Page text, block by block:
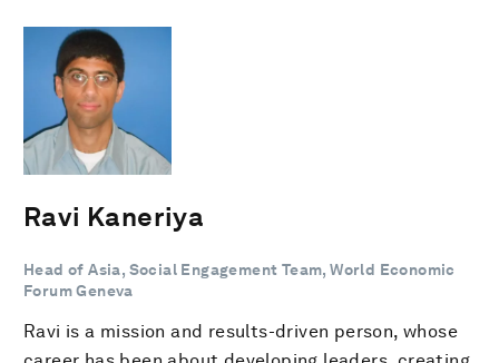
Ravi Kaneriya
Head of Asia, Social Engagement Team, World Economic
Forum Geneva
Ravi is a mission and results-driven person, whose